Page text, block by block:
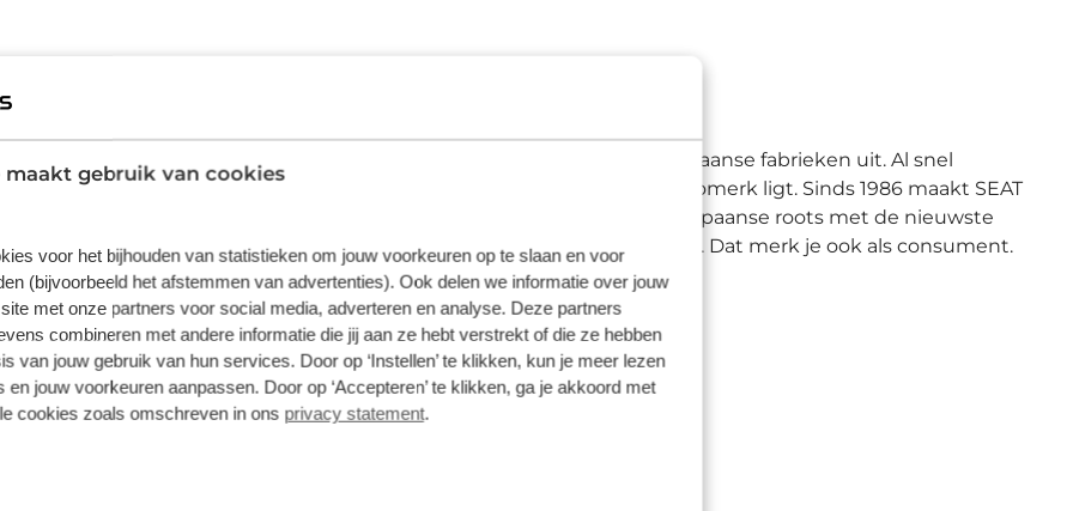
maakt gebruik van cookies
voor het bijhouden van statistieken om jouw voorkeuren op te slaan en voor
(bijvoorbeeld het afstemmen van advertenties). Ook delen we informatie over jouw
met onze partners voor social media, adverteren en analyse. Deze partners
combineren met andere informatie die jij aan ze hebt verstrekt of die ze hebben
van jouw gebruik van hun services. Door op ‘Instellen’ te klikken, kun je meer lezen
jouw voorkeuren aanpassen. Door op ‘Accepteren’ te klikken, ga je akkoord met
cookies zoals omschreven in ons privacy statement.
een SEAT private leasen?
SEAT
(Sociedad Española de Automóviles de Turismo) reed in 1953 de Spaanse fabrieken uit. Al snel
deze auto's de straten van Barcelona, waar de oorsprong van dit automerk ligt. Sinds 1986 maakt SEAT
uit van de Volkswagen Groep. Vanaf dat moment combineert SEAT de Spaanse roots met de nieuwste
De afgelopen jaren is SEAT flink in populariteit toegenomen. Dat merk je ook als consument.
SEAT
all-in prijs per maand
de weg op
of reparatiekosten
tanken of opladen